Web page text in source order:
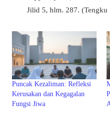
Jilid 5, hlm. 287. (Tengku
Puncak Kezaliman: Refleksi
Kerusakan dan Kegagalan
Fungsi Jiwa